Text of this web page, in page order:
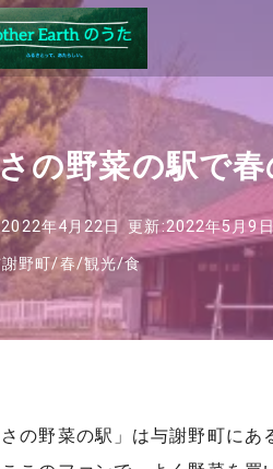
の野菜の駅で
年4月22日 更新:2022年5月9日
野町/春/観光/食
さの野菜の駅」は与謝野町にあ